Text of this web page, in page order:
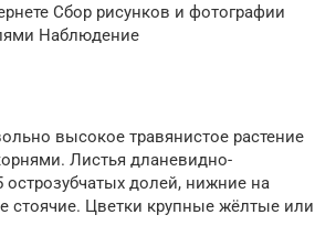
Сбор рисунков и фотографии
Наблюдение
высокое травянистое растение
Листья дланевидно-
острозубчатых долей, нижние на
стоячие. Цветки крупные жёлтые или